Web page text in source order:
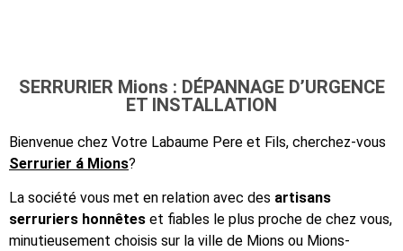
SERRURIER Mions : DÉPANNAGE D’URGENCE
ET INSTALLATION
Bienvenue chez Votre Labaume Pere et Fils, cherchez-vous
Serrurier á Mions?
La société vous met en relation avec des artisans
serruriers honnêtes et fiables le plus proche de chez vous,
minutieusement choisis sur la ville de Mions ou Mions-